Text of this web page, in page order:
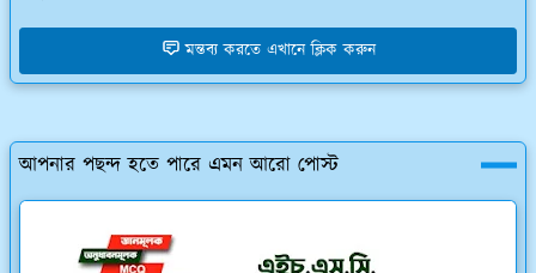
মন্তব্য করতে এখানে ক্লিক করুন
আপনার পছন্দ হতে পারে এমন আরো পোস্ট